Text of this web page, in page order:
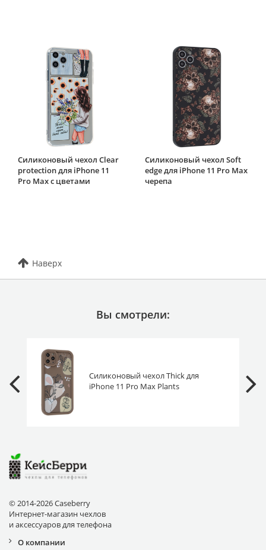
Силиконовый чехол Clear
protection для iPhone 11
Pro Max с цветами
Силиконовый чехол Soft
edge для iPhone 11 Pro Max
черепа
Наверх
Вы смотрели:
Силиконовый чехол Thick для
iPhone 11 Pro Max Plants
© 2014-2026 Caseberry
Интернет-магазин чехлов
и аксессуаров для телефона
О компании